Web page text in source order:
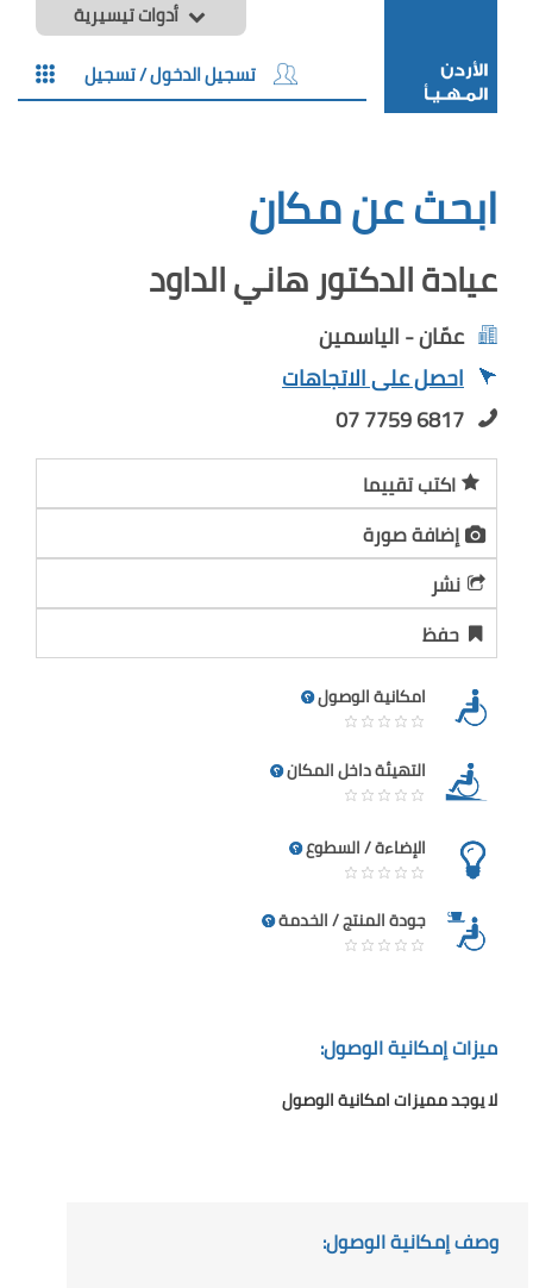
أدوات تيسيرية
تسجيل الدخول / تسجيل
ابحث عن مكان
عيادة الدكتور هاني الداود
عمّان - الياسمين
احصل على الاتجاهات
07 7759 6817
اكتب تقييما
إضافة صورة
نشر
حفظ
امكانية الوصول
التهيئة داخل المكان
الإضاءة / السطوع
جودة المنتج / الخدمة
ميزات إمكانية الوصول:
لا يوجد مميزات امكانية الوصول
وصف إمكانية الوصول: